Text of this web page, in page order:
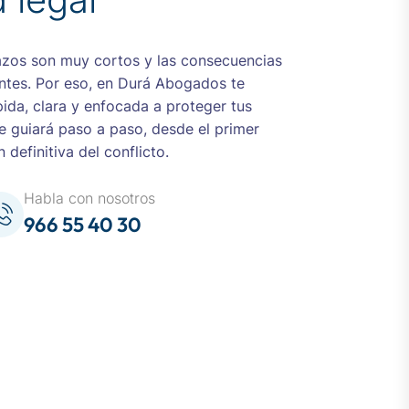
son muy cortos y las consecuencias
Por eso, en Durá Abogados te
clara y enfocada a proteger tus
guiará paso a paso, desde el primer
definitiva del conflicto.
Habla con nosotros
966 55 40 30